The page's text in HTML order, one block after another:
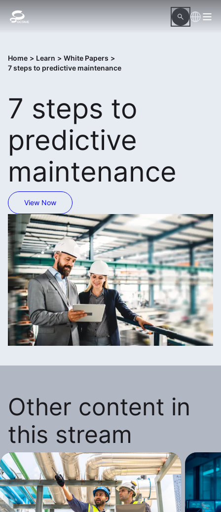
Home > Learn > White Papers >
7 steps to predictive maintenance
7 steps to
predictive
maintenance
View Now
Other content in
this stream